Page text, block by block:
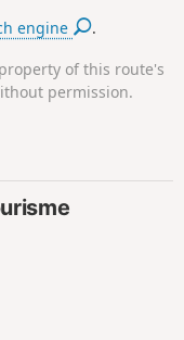
engine .
of this route's
permission.